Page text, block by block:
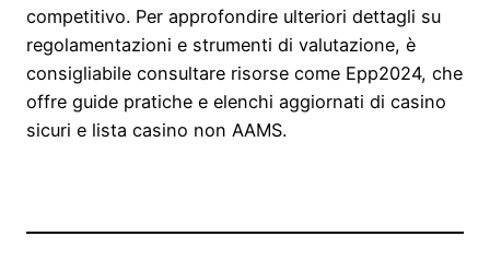
competitivo. Per approfondire ulteriori dettagli su
regolamentazioni e strumenti di valutazione, è
consigliabile consultare risorse come Epp2024, che
offre guide pratiche e elenchi aggiornati di casino
sicuri e lista casino non AAMS.